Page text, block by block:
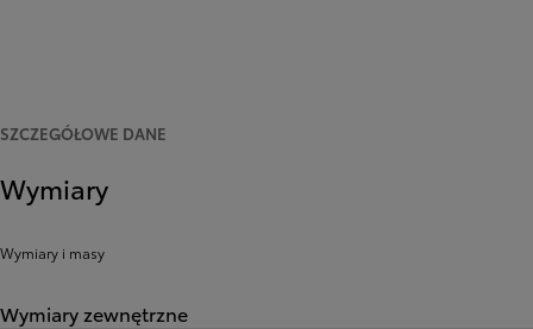
SZCZEGÓŁOWE DANE
Wymiary
Wymiary i masy
Wymiary zewnętrzne